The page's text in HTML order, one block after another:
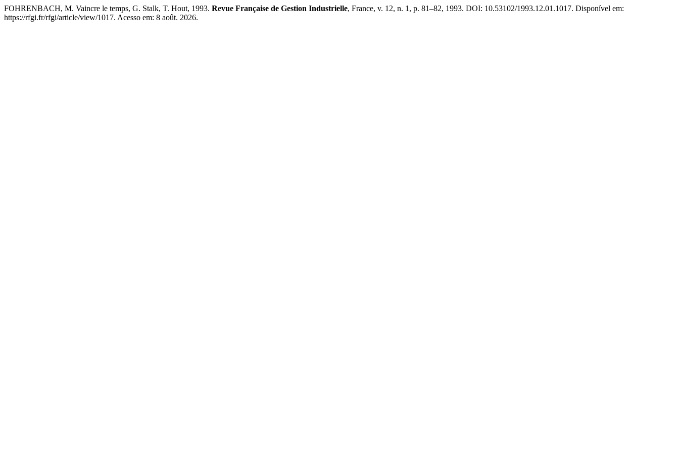
FOHRENBACH, M. Vaincre le temps, G. Stalk, T. Hout, 1993. Revue Française de Gestion Industrielle, France, v. 12, n. 1, p. 81–82, 1993. DOI: 10.53102/1993.12.01.1017. Disponível em:
https://rfgi.fr/rfgi/article/view/1017. Acesso em: 8 août. 2026.